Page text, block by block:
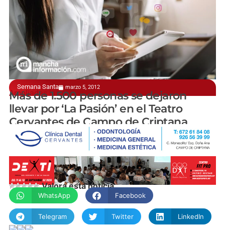
Semana Santa marzo 5, 2012
Ampliadas las representaciones
Más de 1.500 personas se dejaron
llevar por ‘La Pasión’ en el Teatro
Cervantes de Campo de Criptana
manchainformacion.com
Valora esta noticia
WhatsApp Facebook
Telegram Twitter LinkedIn